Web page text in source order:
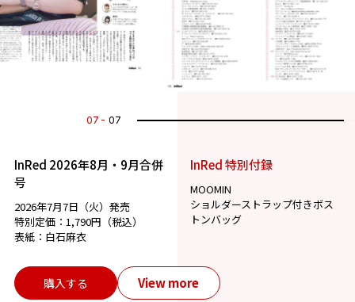
07 07
InRed 2026年8月・9月合併
号
2026年7月7日（火）発売
特別定価：1,790円（税込）
表紙：白石麻衣
InRed 特別付録
MOOMIN
ショルダーストラップ付きボス
トンバッグ
購入する View more